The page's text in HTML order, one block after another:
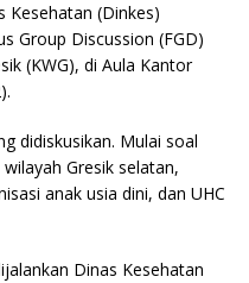
Kesehatan (Dinkes)
Group Discussion (FGD)
(KWG), di Aula Kantor
didiskusikan. Mulai soal
Gresik selatan,
anak usia dini, dan UHC
Dinas Kesehatan